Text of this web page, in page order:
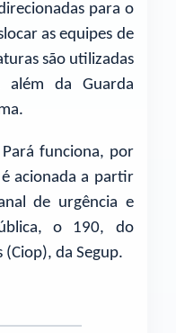
para o
as equipes de
são utilizadas
além da Guarda
funciona, por
acionada a partir
de urgência e
o 190, do
da Segup.